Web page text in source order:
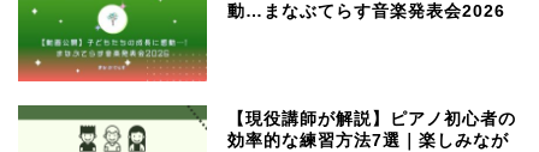
動…まなぶてらす音楽発表会2026
【現役講師が解説】ピアノ初心者の
効率的な練習方法7選｜楽しみなが